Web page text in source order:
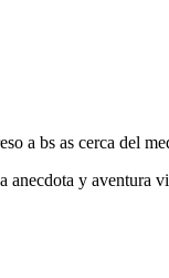
a bs as cerca del
anecdota y aventura